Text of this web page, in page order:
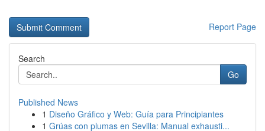
Report Page
Search
Go
Published News
1 Diseño Gráfico y Web: Guía para Principiantes
1 Grúas con plumas en Sevilla: Manual exhausti...